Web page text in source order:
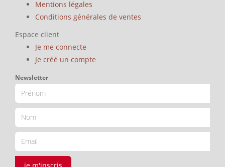
Mentions légales
Conditions générales de ventes
Espace client
Je me connecte
Je créé un compte
Newsletter
je m'inscris